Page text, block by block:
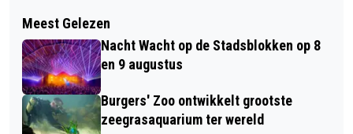
WEER BIJZONDERE KERSTCONCERTEN
MET HET GELDERS OPERA EN
OPERETTE GEZELSCHAP
HELP JIJ SWOA OUDEREN
VERVOEREN? DAT KAN MET EIGEN
AUTO
Meest Gelezen
Nacht Wacht op de Stadsblokken op 8
en 9 augustus
Burgers' Zoo ontwikkelt grootste
zeegrasaquarium ter wereld